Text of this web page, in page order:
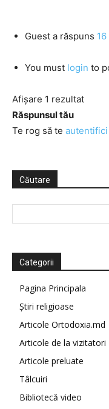
Guest a răspuns
You must login to
Afișare 1 rezultat
Răspunsul tău
Te rog să te autentifici
Căutare
Categorii
Pagina Principala
Știri religioase
Articole Ortodoxia.md
Articole de la vizitatori
Articole preluate
Tâlcuiri
Bibliotecă video